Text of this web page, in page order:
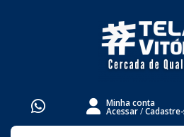
Minha conta
Acessar/